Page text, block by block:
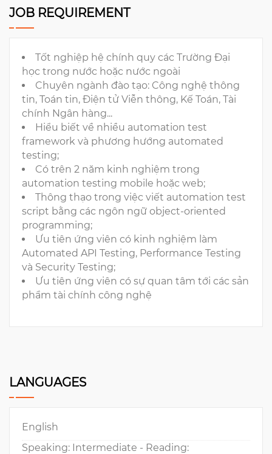
JOB REQUIREMENT
Tốt nghiệp hệ chính quy các Trường Đại
học trong nước hoặc nước ngoài
Chuyên ngành đào tạo: Công nghệ thông
tin, Toán tin, Điện tử Viễn thông, Kế Toán, Tài
chính Ngân hàng...
Hiểu biết về nhiều automation test
framework và phương hướng automated
testing;
Có trên 2 năm kinh nghiệm trong
automation testing mobile hoặc web;
Thông thạo trong việc viết automation test
script bằng các ngôn ngữ object-oriented
programming;
Ưu tiên ứng viên có kinh nghiệm làm
Automated API Testing, Performance Testing
và Security Testing;
Ưu tiên ứng viên có sự quan tâm tới các sản
phẩm tài chính công nghệ
LANGUAGES
English
Speaking: Intermediate - Reading: